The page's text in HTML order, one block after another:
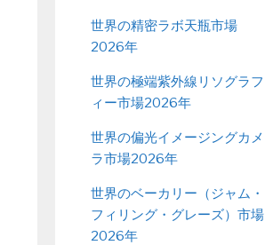
世界の精密ラボ天瓶市場
2026年
世界の極端紫外線リソグラフ
ィー市場2026年
世界の偏光イメージングカメ
ラ市場2026年
世界のベーカリー（ジャム・
フィリング・グレーズ）市場
2026年